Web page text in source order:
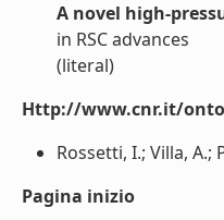
A novel high-
in RSC advances
(literal)
Http://www.cnr.it/
Rossetti, I.; Villa, A.;
Pagina inizio